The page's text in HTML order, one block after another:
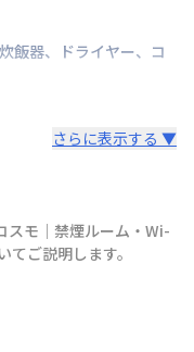
炊飯器、 ドライヤー、 コ
さらに表示する ▼
スモ｜禁煙ルーム・Wi-
てご説明します。